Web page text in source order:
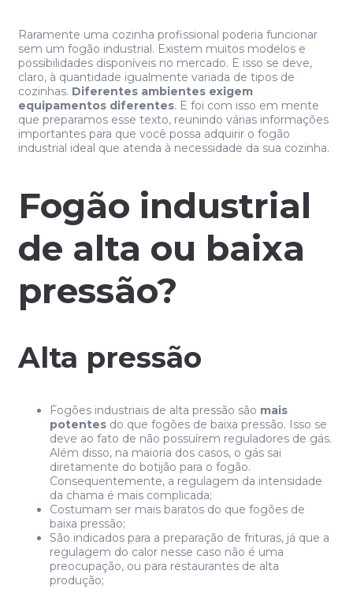
Raramente uma cozinha profissional poderia funcionar
sem um fogão industrial. Existem muitos modelos e
possibilidades disponíveis no mercado. E isso se deve,
claro, à quantidade igualmente variada de tipos de
cozinhas. Diferentes ambientes exigem
equipamentos diferentes. E foi com isso em mente
que preparamos esse texto, reunindo várias informações
importantes para que você possa adquirir o fogão
industrial ideal que atenda à necessidade da sua cozinha.
Fogão industrial
de alta ou baixa
pressão?
Alta pressão
Fogões industriais de alta pressão são mais
potentes do que fogões de baixa pressão. Isso se
deve ao fato de não possuírem reguladores de gás.
Além disso, na maioria dos casos, o gás sai
diretamente do botijão para o fogão.
Consequentemente, a regulagem da intensidade
da chama é mais complicada;
Costumam ser mais baratos do que fogões de
baixa pressão;
São indicados para a preparação de frituras, já que a
regulagem do calor nesse caso não é uma
preocupação, ou para restaurantes de alta
produção;